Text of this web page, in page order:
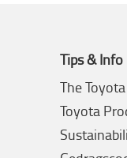
Tips & Info
The
Toyota